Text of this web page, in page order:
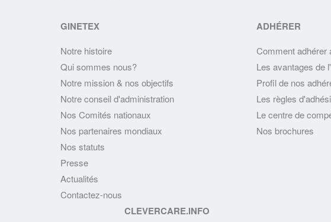
GINETEX
Notre histoire
Qui sommes nous?
Notre mission & nos objectifs
Notre conseil d'administration
Nos Comités nationaux
Nos partenaires mondiaux
Nos statuts
Presse
Actualités
Contactez-nous
ADHÉRER
Comment adhérer
Les avantages de
Profil de nos
Les règles
Le centre de
Nos brochures
CLEVERCARE.INFO